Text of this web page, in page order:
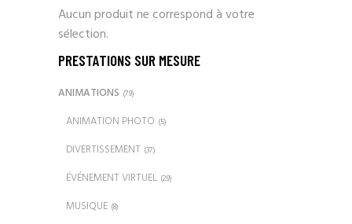
Aucun produit ne correspond à votre
sélection.
PRESTATIONS SUR MESURE
ANIMATIONS (79)
ANIMATION PHOTO (5)
DIVERTISSEMENT (37)
ÉVÉNEMENT VIRTUEL (29)
MUSIQUE (8)